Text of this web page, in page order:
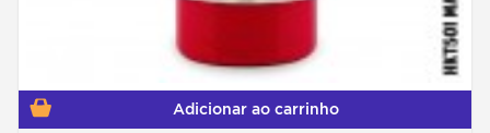
Adicionar ao carrinho